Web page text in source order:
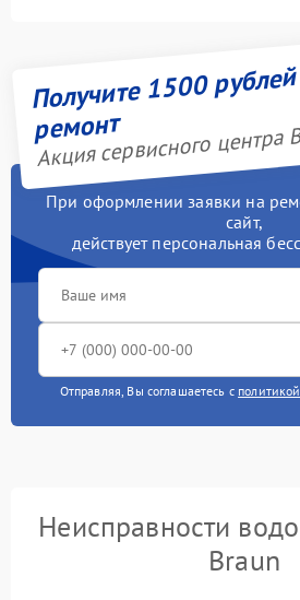
Получите 1500
ремонт
Акция сервисного центра
При оформлении заявки на
сайт,
действует персональная
Отправляя, Вы соглашаетесь с
Неисправности
Braun